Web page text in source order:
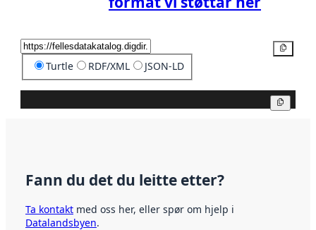
Turtle RDF/XML JSON-LD
Fann du det du leitte etter?
Ta kontakt med oss her, eller spør om hjelp i
Datalandsbyen.